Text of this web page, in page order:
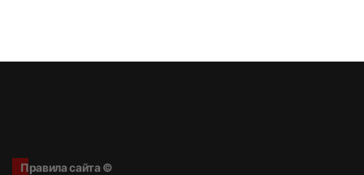
Правила сайта ©